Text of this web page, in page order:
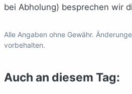
bei Abholung) besprechen wir
Alle Angaben ohne Gewähr.
vorbehalten.
Auch an diesem Tag: